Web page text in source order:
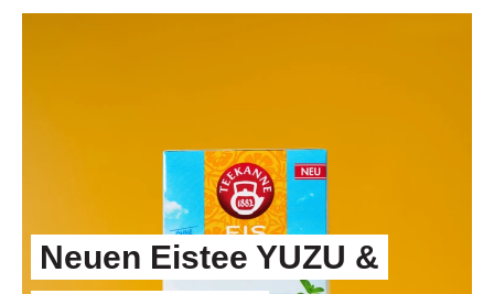
Neuen Eistee YUZU &
Neuen Eistee YUZU &